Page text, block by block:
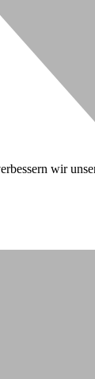
wir